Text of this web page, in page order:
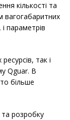
кількості та
вагогабаритних
параметрів
так і
Qguar. В
більше
розробку